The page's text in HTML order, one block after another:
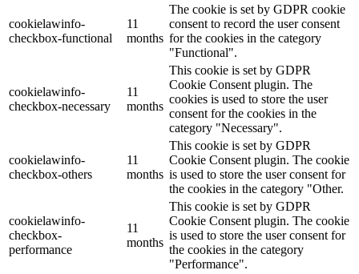
cookielawinfo-
checkbox-functional
11
months
The cookie is set by GDPR cookie
consent to record the user consent
for the cookies in the category
"Functional".
cookielawinfo-
checkbox-necessary
11
months
This cookie is set by GDPR
Cookie Consent plugin. The
cookies is used to store the user
consent for the cookies in the
category "Necessary".
cookielawinfo-
checkbox-others
11
months
This cookie is set by GDPR
Cookie Consent plugin. The cookie
is used to store the user consent for
the cookies in the category "Other.
cookielawinfo-
checkbox-
performance
11
months
This cookie is set by GDPR
Cookie Consent plugin. The cookie
is used to store the user consent for
the cookies in the category
"Performance".